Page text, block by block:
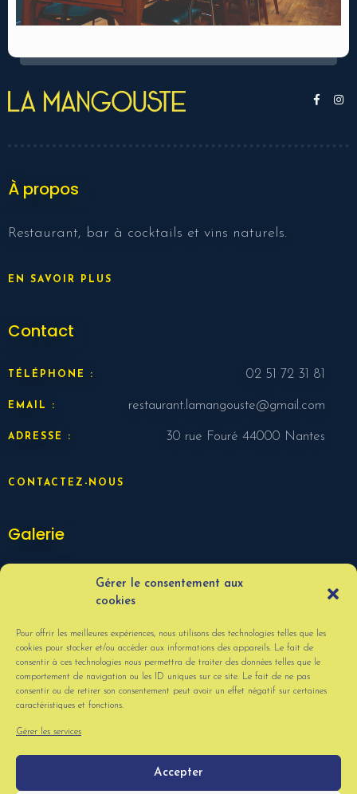
Gérer le consentement aux
cookies
Pour offrir les meilleures expériences, nous utilisons des technologies telles que les
cookies pour stocker et/ou accéder aux informations des appareils. Le fait de
consentir à ces technologies nous permettra de traiter des données telles que le
comportement de navigation ou les ID uniques sur ce site. Le fait de ne pas
consentir ou de retirer son consentement peut avoir un effet négatif sur certaines
caractéristiques et fonctions.
Gérer les services
Accepter
À propos
Restaurant, bar à cocktails et vins naturels.
EN SAVOIR PLUS
Contact
TÉLÉPHONE : 02 51 72 31 81
EMAIL : restaurant.lamangouste@gmail.com
ADRESSE : 30 rue Fouré 44000 Nantes
CONTACTEZ-NOUS
Galerie
VOIR PLUS